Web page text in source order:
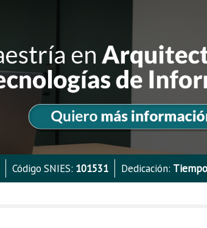
Código SNIES: 101531 Dedicación: